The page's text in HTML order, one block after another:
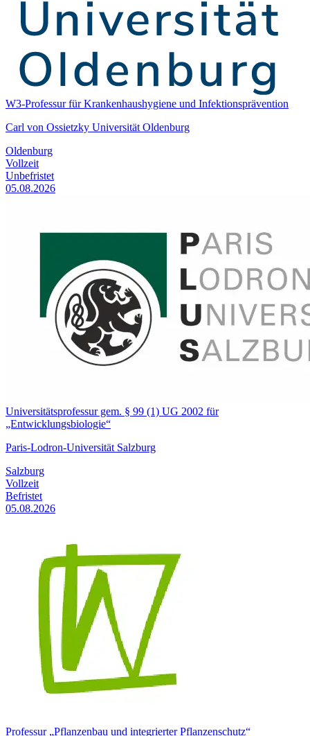
W3-Professur für Krankenhaushygiene und Infektionsprävention
Carl von Ossietzky Universität Oldenburg
Oldenburg
Vollzeit
Unbefristet
05.08.2026
Universitätsprofessur gem. § 99 (1) UG 2002 für
„Entwicklungsbiologie“
Paris-Lodron-Universität Salzburg
Salzburg
Vollzeit
Befristet
05.08.2026
Professur „Pflanzenbau und integrierter Pflanzenschutz“